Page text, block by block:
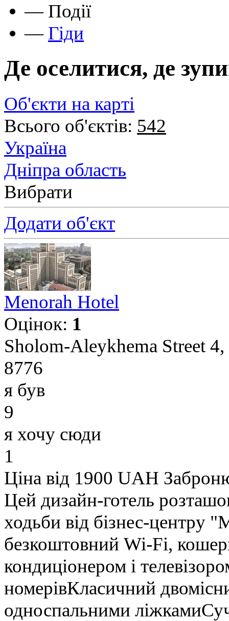
— Події
— Гіди
Де оселитися, де
Об'єкти на карті
Всього об'єктів: 542
Україна
Дніпра область
Вибрати
Додати об'єкт
Menorah Hotel
Оцінок: 1
Sholom-Aleykhema Street
8776
я був
9
я хочу сюди
1
Ціна від 1900 UAH
Цей дизайн-готель
ходьби від бізнес-центру
безкоштовний Wi-Fi,
кондиціонером і
номерівКласичний
односпальними